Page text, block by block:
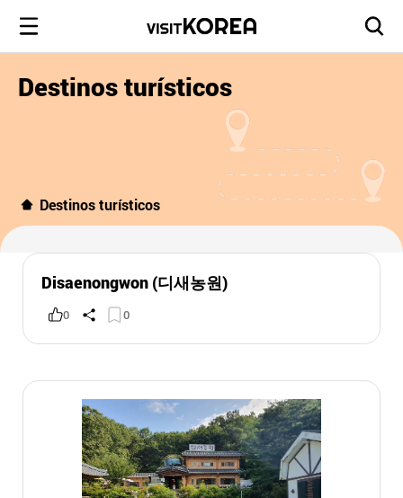
Destinos turísticos
Destinos turísticos
Disaenongwon (디새농원)
0 0